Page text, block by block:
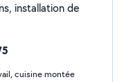
installation de
cuisine montée